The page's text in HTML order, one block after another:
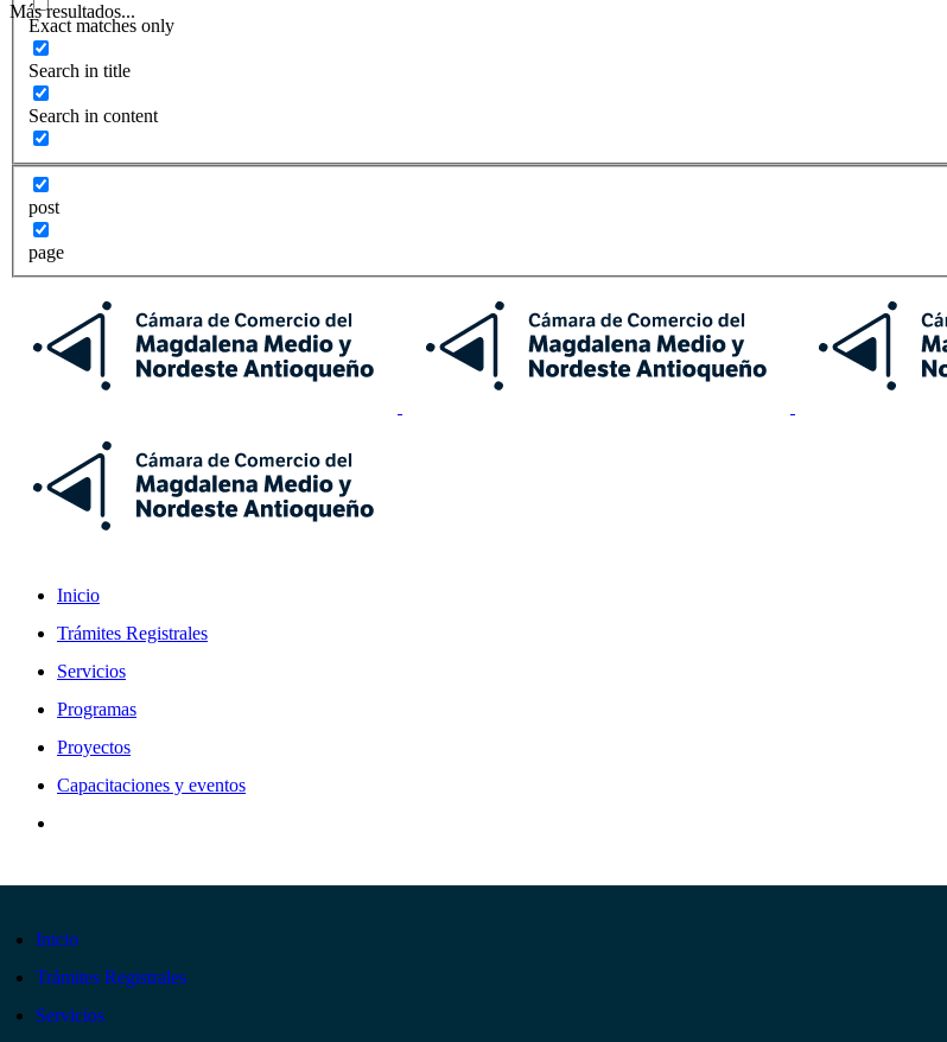
Más resultados...
Exact matches only
Search in title
Search in content
post
page
Inicio
Trámites Registrales
Servicios
Programas
Proyectos
Capacitaciones y eventos
Inicio
Trámites Registrales
Servicios